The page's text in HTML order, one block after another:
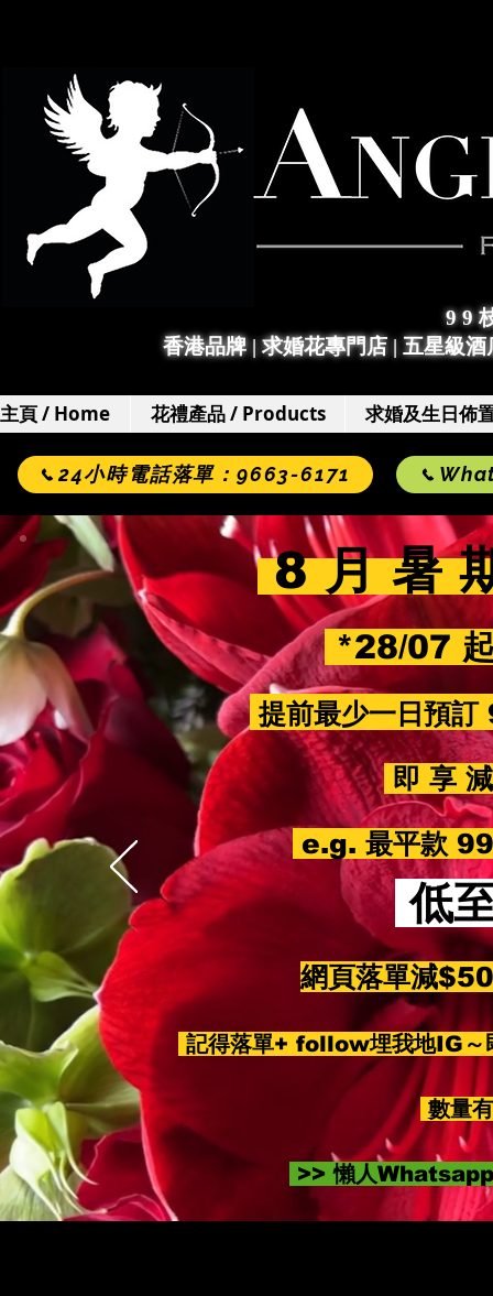
9 9
香港品牌 | 求婚花專門店| 五星級
主頁 / Home 花禮產品 / Products 求婚及生日佈
24小時電話落單：9663-6171
8 月 暑
*28/07
提前最少一日預
即 享
e.g. 最平款
低
網頁落單減
記得落單+ follow埋我地IG～
數量
>> 懶人